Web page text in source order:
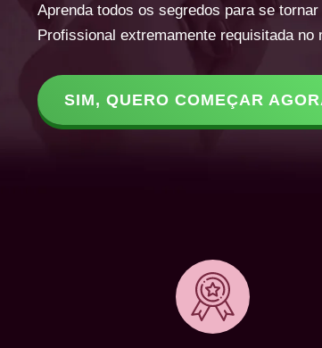
Aprenda todos os segredos para se
Profissional extremamente requisitada no
SIM, QUERO COMEÇAR